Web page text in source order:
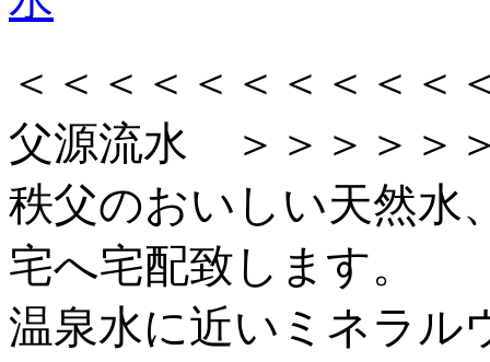
＜＜＜＜＜＜＜＜＜
父源流水 ＞＞＞＞＞
秩父のおいしい天然水
宅へ宅配致します。
温泉水に近いミネラル